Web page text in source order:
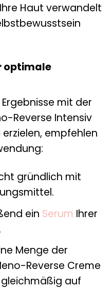
Haut verwandelt
optimale
mit der
Reverse Intensiv
empfehlen
gründlich mit
ein Serum Ihrer
Menge der
Meno-Reverse Creme
gleichmäßig auf